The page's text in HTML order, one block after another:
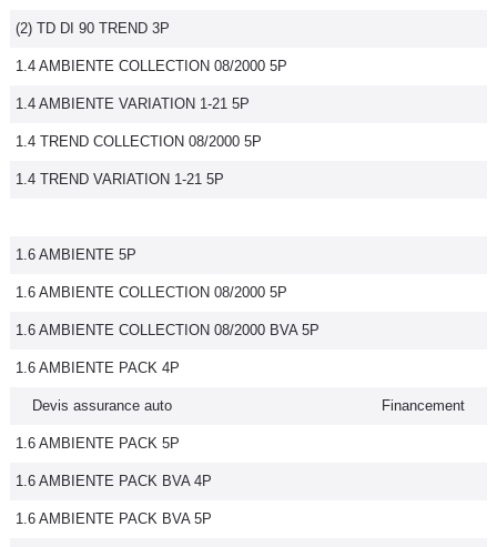
(2) TD DI 90 TREND 3P
1.4 AMBIENTE COLLECTION 08/2000 5P
1.4 AMBIENTE VARIATION 1-21 5P
1.4 TREND COLLECTION 08/2000 5P
1.4 TREND VARIATION 1-21 5P
1.6 AMBIENTE 5P
1.6 AMBIENTE COLLECTION 08/2000 5P
1.6 AMBIENTE COLLECTION 08/2000 BVA 5P
1.6 AMBIENTE PACK 4P
Devis assurance auto Financement
1.6 AMBIENTE PACK 5P
1.6 AMBIENTE PACK BVA 4P
1.6 AMBIENTE PACK BVA 5P